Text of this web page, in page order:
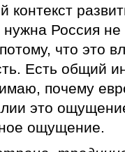
контекст
Россия не
что это
Есть общий
почему
это
ощущение.